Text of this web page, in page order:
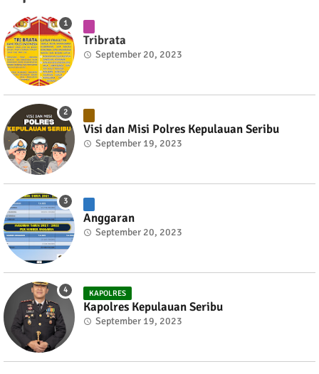
Tribrata
September 20, 2023
Visi dan Misi Polres Kepulauan Seribu
September 19, 2023
Anggaran
September 20, 2023
KAPOLRES
Kapolres Kepulauan Seribu
September 19, 2023